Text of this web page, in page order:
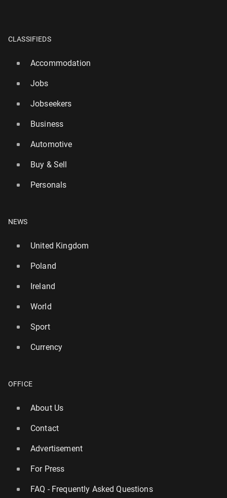
CLASSIFIEDS
Accommodation
Jobs
Jobseekers
Business
Automotive
Buy & Sell
Personals
NEWS
United Kingdom
Poland
Ireland
World
Sport
Currency
OFFICE
About Us
Contact
Advertisement
For Press
FAQ - Frequently Asked Questions